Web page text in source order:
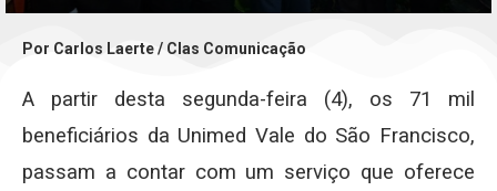
Por Carlos Laerte / Clas Comunicação
A partir desta segunda-feira (4), os 71 mil
beneficiários da Unimed Vale do São Francisco,
passam a contar com um serviço que oferece